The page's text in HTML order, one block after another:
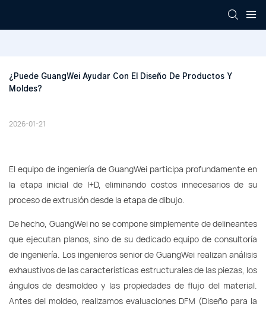
¿Puede GuangWei Ayudar Con El Diseño De Productos Y
Moldes?
2026-01-21
El equipo de ingeniería de GuangWei participa profundamente en
la etapa inicial de I+D, eliminando costos innecesarios de su
proceso de extrusión desde la etapa de dibujo.
De hecho, GuangWei no se compone simplemente de delineantes
que ejecutan planos, sino de su dedicado equipo de consultoría
de ingeniería. Los ingenieros senior de GuangWei realizan análisis
exhaustivos de las características estructurales de las piezas, los
ángulos de desmoldeo y las propiedades de flujo del material.
Antes del moldeo, realizamos evaluaciones DFM (Diseño para la